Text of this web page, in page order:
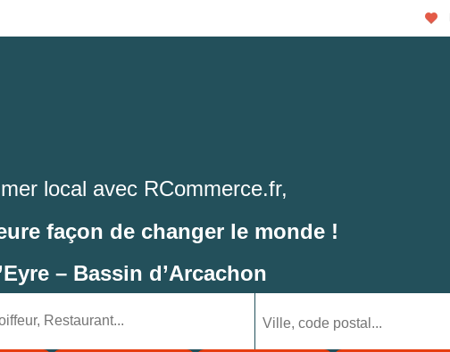
local avec RCommerce.fr,
façon de changer le monde !
– Bassin d’Arcachon